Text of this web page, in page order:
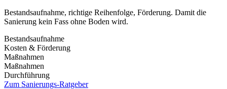
Bestandsaufnahme, richtige Reihenfolge, Förderung. Damit die
Sanierung kein Fass ohne Boden wird.
Bestandsaufnahme
Kosten & Förderung
Maßnahmen
Maßnahmen
Durchführung
Zum Sanierungs-Ratgeber